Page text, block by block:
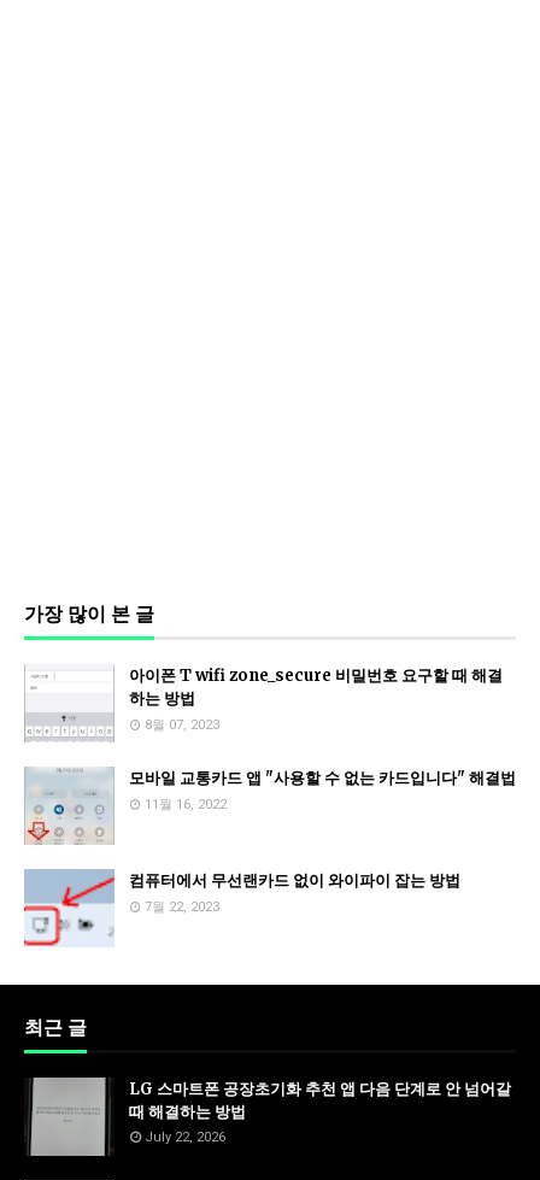
가장 많이 본 글
아이폰 T wifi zone_secure 비밀번호 요구할 때 해결
하는 방법
8월 07, 2023
모바일 교통카드 앱 "사용할 수 없는 카드입니다" 해결법
11월 16, 2022
컴퓨터에서 무선랜카드 없이 와이파이 잡는 방법
7월 22, 2023
최근 글
LG 스마트폰 공장초기화 추천 앱 다음 단계로 안 넘어갈
때 해결하는 방법
July 22, 2026